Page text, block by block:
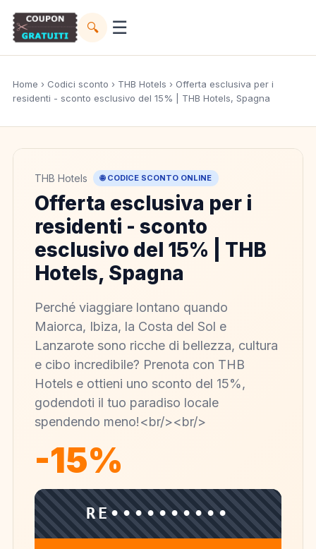
🔍 ☰
Home › Codici sconto › THB Hotels › Offerta esclusiva per i
residenti - sconto esclusivo del 15% | THB Hotels, Spagna
THB Hotels 🌐 CODICE SCONTO ONLINE
Offerta esclusiva per i
residenti - sconto
esclusivo del 15% | THB
Hotels, Spagna
Perché viaggiare lontano quando
Maiorca, Ibiza, la Costa del Sol e
Lanzarote sono ricche di bellezza, cultura
e cibo incredibile? Prenota con THB
Hotels e ottieni uno sconto del 15%,
godendoti il ​​tuo paradiso locale
spendendo meno!<br/><br/>
-15%
RE••••••••••